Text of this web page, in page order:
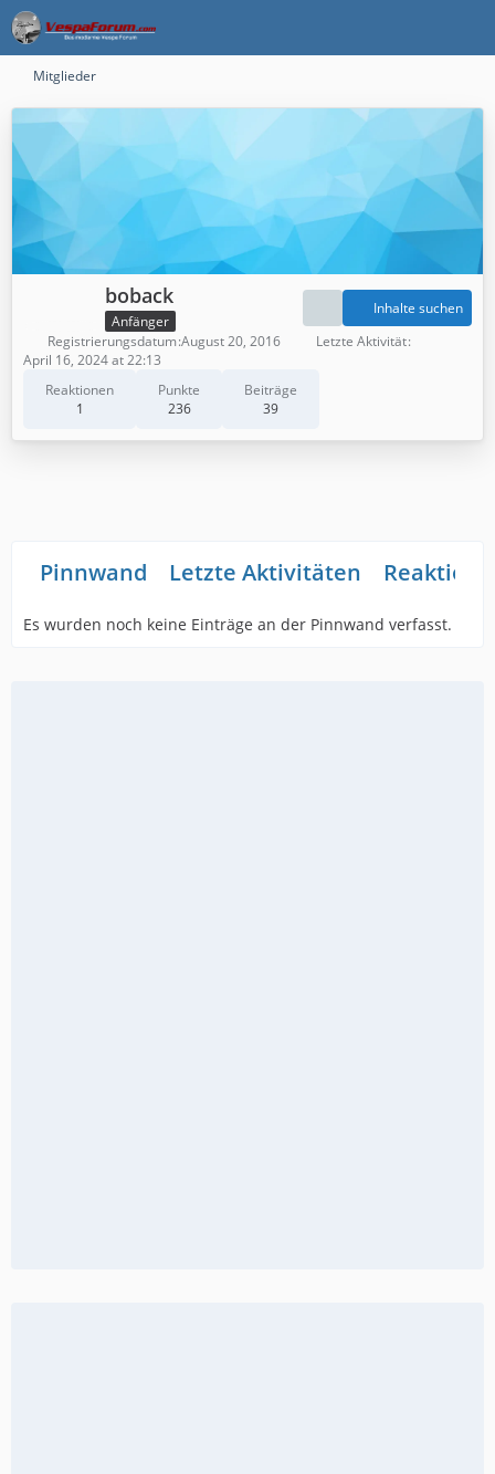
Mitglieder
boback
Anfänger
Reaktionen
1
Punkte
236
Beiträge
39
Inhalte suchen
Registrierungsdatum August 20, 2016
Letzte Aktivität
April 16, 2024 at 22:13
Pinnwand Letzte Aktivitäten
Es wurden noch keine Einträge an der Pinnwand verfasst.